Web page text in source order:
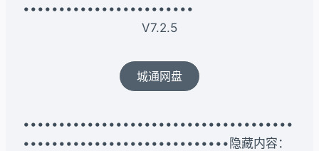
••••••••••••••••••••••••
V7.2.5
城通网盘
••••••••••••••••••••••••••••••••••••••
•••••••••••••••••••••••••••••隐藏内容：